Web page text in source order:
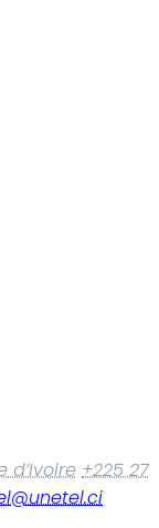
d’Ivoire +225 27